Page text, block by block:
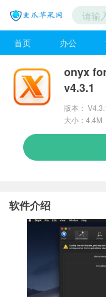
首页 办公
onyx
v4.3.1
版本：
大小：4.4M
软件介绍